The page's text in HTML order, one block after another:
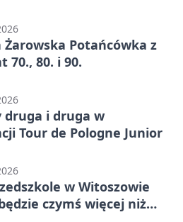
Żarowska Potańcówka z
70., 80. i 90.
druga i druga w
Tour de Pologne Junior
w Witoszowie
czymś więcej niż